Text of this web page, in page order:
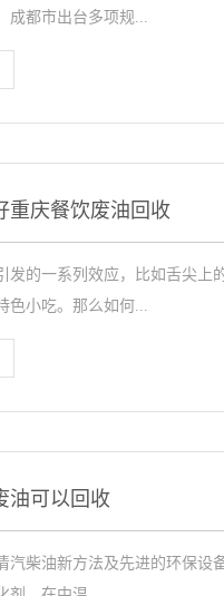
成都市出台多项规...
重庆餐饮废油回收
发的一系列效应，比如舌尖上
色小吃。那么如何...
油可以回收
汽柴油新方法及先进的环保